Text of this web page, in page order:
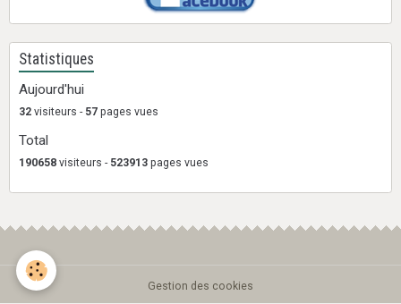
Statistiques
Aujourd'hui
32 visiteurs - 57 pages vues
Total
190658 visiteurs - 523913 pages vues
Gestion des cookies